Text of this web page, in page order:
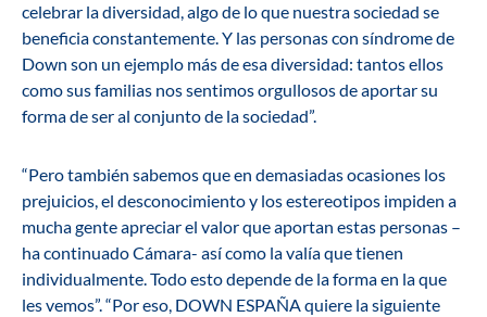
celebrar la diversidad, algo de lo que nuestra sociedad se
beneficia constantemente. Y las personas con síndrome de
Down son un ejemplo más de esa diversidad: tantos ellos
como sus familias nos sentimos orgullosos de aportar su
forma de ser al conjunto de la sociedad”.
“Pero también sabemos que en demasiadas ocasiones los
prejuicios, el desconocimiento y los estereotipos impiden a
mucha gente apreciar el valor que aportan estas personas –
ha continuado Cámara- así como la valía que tienen
individualmente. Todo esto depende de la forma en la que
les vemos”. “Por eso, DOWN ESPAÑA quiere la siguiente